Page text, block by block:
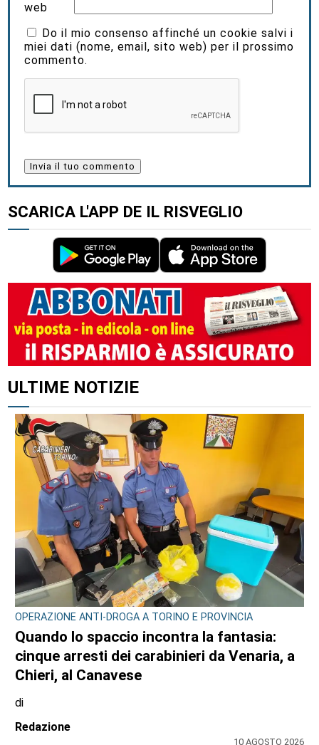
web
Do il mio consenso affinché un cookie salvi i
miei dati (nome, email, sito web) per il prossimo
commento.
SCARICA L'APP DE IL RISVEGLIO
ALTRI ARTICOLI DI QUESTO AUTORE
CONSIGLIO REGIONALE
Marcinelle, il presidente Nicco: “Onorare gli
italiani caduti sul lavoro in ogni parte del
mondo”
di
Redazione CRP